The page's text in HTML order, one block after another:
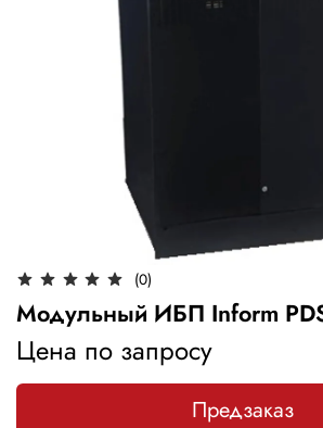
(0)
Модульный ИБП Inform
Цена по запросу
Предзаказ